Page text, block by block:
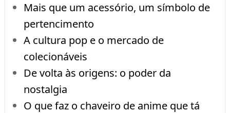
Mais que um acessório, um símbolo de
pertencimento
A cultura pop e o mercado de
colecionáveis
De volta às origens: o poder da
nostalgia
O que faz o chaveiro de anime que tá